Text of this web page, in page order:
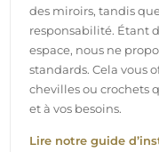
des miroirs, tandis
responsabilité. Étant
espace, nous ne
standards. Cela vous
chevilles ou crochets
et à vos besoins.
Lire notre guide